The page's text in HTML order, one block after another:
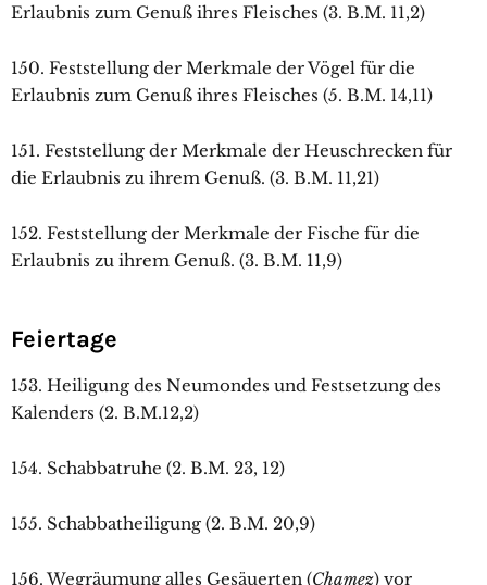
Erlaubnis zum Genuß ihres Fleisches (3. B.M. 11,2)
150. Feststellung der Merkmale der Vögel für die
Erlaubnis zum Genuß ihres Fleisches (5. B.M. 14,11)
151. Feststellung der Merkmale der Heuschrecken für
die Erlaubnis zu ihrem Genuß. (3. B.M. 11,21)
152. Feststellung der Merkmale der Fische für die
Erlaubnis zu ihrem Genuß. (3. B.M. 11,9)
Feiertage
153. Heiligung des Neumondes und Festsetzung des
Kalenders (2. B.M.12,2)
154. Schabbatruhe (2. B.M. 23, 12)
155. Schabbatheiligung (2. B.M. 20,9)
156. Wegräumung alles Gesäuerten (Chamez) vor